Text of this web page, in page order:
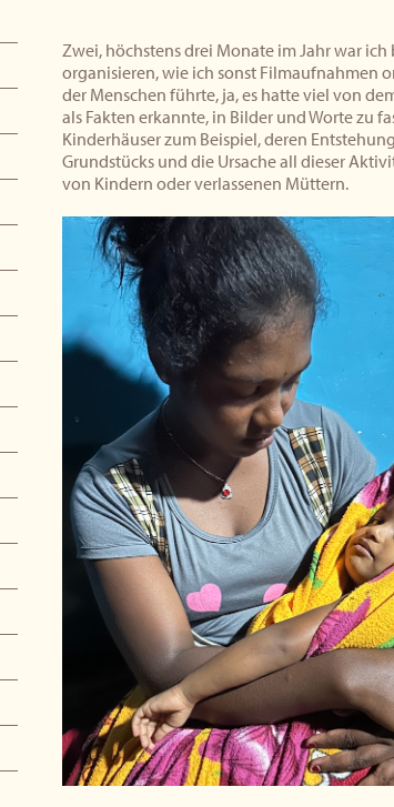
Zwei, höchstens drei Monate im Jahr war
organisieren, wie ich sonst Filmaufnahmen
der Menschen führte, ja, es hatte viel von
als Fakten erkannte, in Bilder und Worte zu
Kinderhäuser zum Beispiel, deren
Grundstücks und die Ursache all dieser
von Kindern oder verlassenen Müttern.